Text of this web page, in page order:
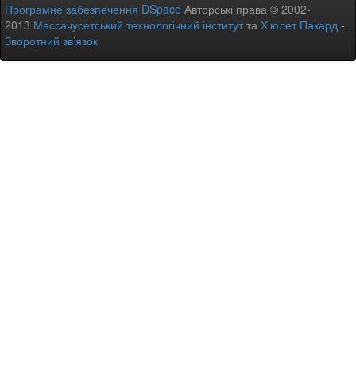
Програмне забезпечення DSpace Авторські права © 2002-
2013 Массачусетський технологічний інститутта Х’юлет Пакард -
Зворотний зв’язок